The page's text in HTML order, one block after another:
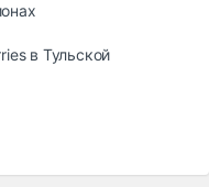
в Тульской